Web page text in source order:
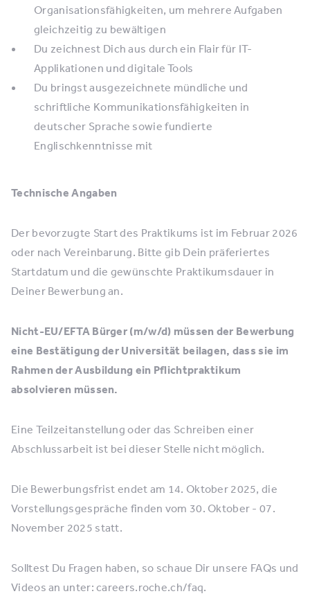
Organisationsfähigkeiten, um mehrere Aufgaben
gleichzeitig zu bewältigen
Du zeichnest Dich aus durch ein Flair für IT-
Applikationen und digitale Tools
Du bringst ausgezeichnete mündliche und
schriftliche Kommunikationsfähigkeiten in
deutscher Sprache sowie fundierte
Englischkenntnisse mit
Technische Angaben
Der bevorzugte Start des Praktikums ist im Februar 2026
oder nach Vereinbarung. Bitte gib Dein präferiertes
Startdatum und die gewünschte Praktikumsdauer in
Deiner Bewerbung an.
Nicht-EU/EFTA Bürger (m/w/d) müssen der Bewerbung
eine Bestätigung der Universität beilagen, dass sie im
Rahmen der Ausbildung ein Pflichtpraktikum
absolvieren müssen.
Eine Teilzeitanstellung oder das Schreiben einer
Abschlussarbeit ist bei dieser Stelle nicht möglich.
Die Bewerbungsfrist endet am 14. Oktober 2025, die
Vorstellungsgespräche finden vom 30. Oktober - 07.
November 2025 statt.
Solltest Du Fragen haben, so schaue Dir unsere FAQs und
Videos an unter: careers.roche.ch/faq.